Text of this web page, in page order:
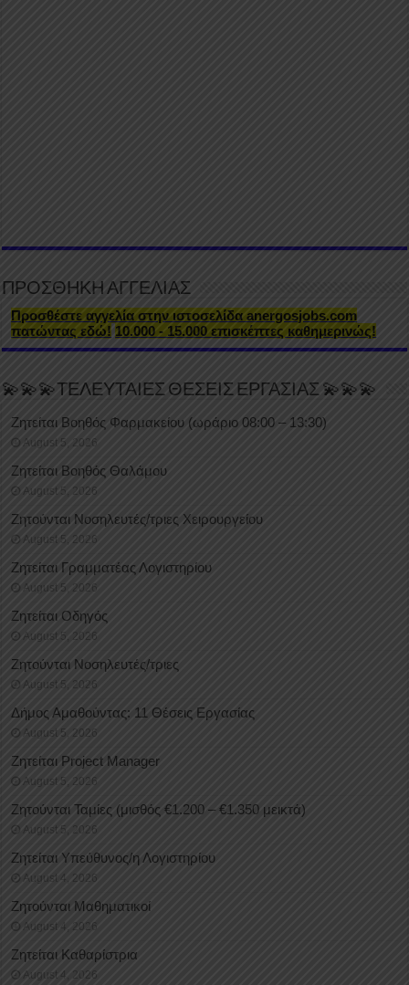
ΠΡΟΣΘΗΚΗ ΑΓΓΕΛΙΑΣ
Προσθέστε αγγελία στην ιστοσελίδα anergosjobs.com
πατώντας εδώ! 10.000 - 15.000 επισκέπτες καθημερινώς!
💫💫💫ΤΕΛΕΥΤΑΙΕΣ ΘΕΣΕΙΣ ΕΡΓΑΣΙΑΣ 💫💫💫
Ζητείται Βοηθός Φαρμακείου (ωράριο 08:00 – 13:30)
August 5, 2026
Ζητείται Βοηθός Θαλάμου
August 5, 2026
Ζητούνται Νοσηλευτές/τριες Χειρουργείου
August 5, 2026
Ζητείται Γραμματέας Λογιστηρίου
August 5, 2026
Ζητείται Οδηγός
August 5, 2026
Ζητούνται Νοσηλευτές/τριες
August 5, 2026
Δήμος Αμαθούντας: 11 Θέσεις Εργασίας
August 5, 2026
Ζητείται Project Manager
August 5, 2026
Ζητούνται Ταμίες (μισθός €1.200 – €1.350 μεικτά)
August 5, 2026
Ζητείται Υπεύθυνος/η Λογιστηρίου
August 4, 2026
Ζητούνται Μαθηματικοί
August 4, 2026
Ζητείται Καθαρίστρια
August 4, 2026